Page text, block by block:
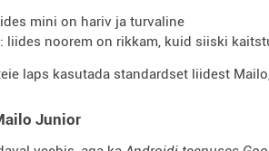
mini on hariv ja turvaline
liides noorem on rikkam, kuid siiski
laps kasutada standardset liidest
Junior